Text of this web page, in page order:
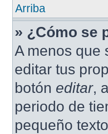
Arriba
» ¿Cómo se
A menos que
editar tus
botón editar,
periodo de
pequeño